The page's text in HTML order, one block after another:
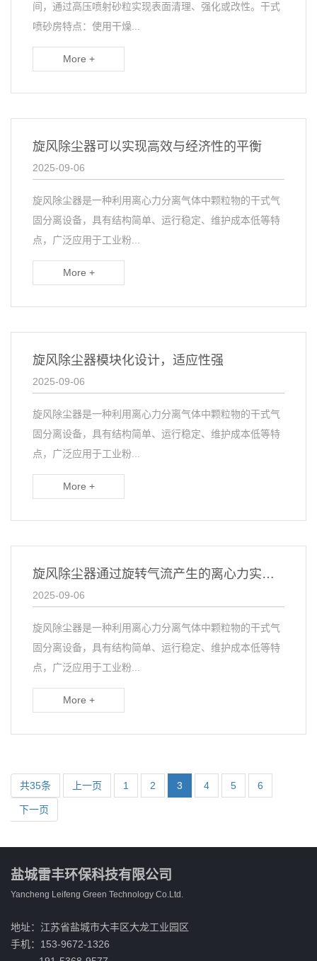
间，通过高压喷射砂粒实现表面清理、强化或改性。干式
喷砂房特点：使用干燥...
More +
旋风除尘器可以实现高效与经济性的平衡
2025-09-06
旋风除尘器是一种利用离心力分离气体中颗粒物的干式气
固分离设备，具有结构简单、运行稳定、维护成本低等特
点，广泛应用于工业粉...
More +
旋风除尘器模块化设计，适应性强
2025-09-06
旋风除尘器是一种利用离心力分离气体中颗粒物的干式气
固分离设备，具有结构简单、运行稳定、维护成本低等特
点，广泛应用于工业粉...
More +
旋风除尘器通过旋转气流产生的离心力实现气固分离
2025-09-06
旋风除尘器是一种利用离心力分离气体中颗粒物的干式气
固分离设备，具有结构简单、运行稳定、维护成本低等特
点，广泛应用于工业粉...
More +
共35条 上一页 1 2 3 4 5 6
下一页
盐城雷丰环保科技有限公司
Yancheng Leifeng Green Technology Co.Ltd.
地址：江苏省盐城市大丰区大龙工业园区
手机：153-9672-1326